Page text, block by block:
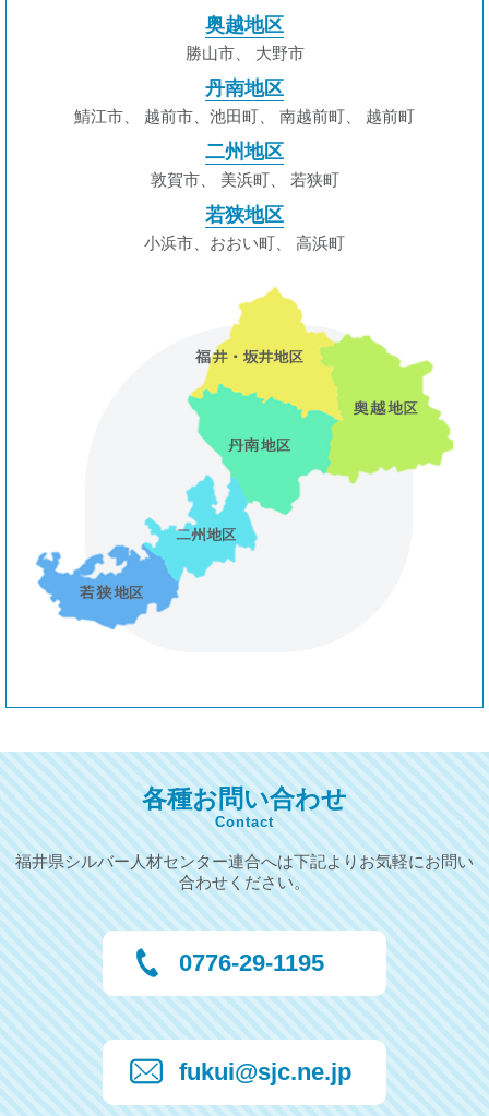
奥越地区
勝山市、 大野市
丹南地区
鯖江市 越前市、池田町 南越前町 越前町
二州地区
敦賀市、 美浜町、 若狭町
若狭地区
小浜市、おおい町 高浜町
各種お問い合わせ
Contact
福井県シルバー人材センター連合へは下記よりお気軽にお問い
合わせください。
0776-29-1195
fukui@sjc.ne.jp